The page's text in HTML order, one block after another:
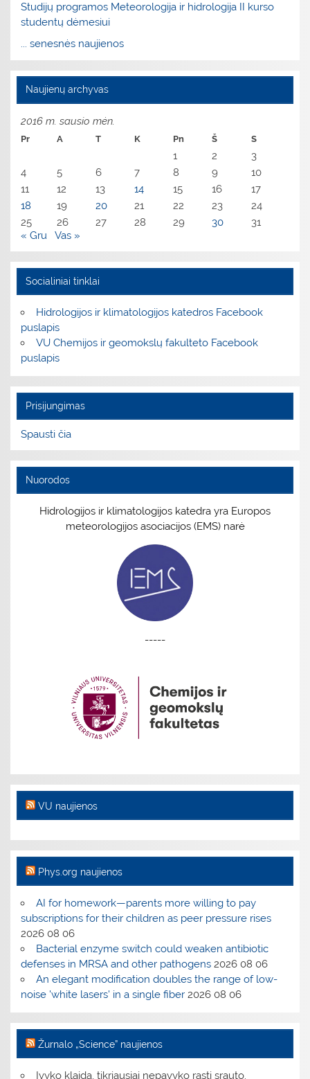
Studijų programos Meteorologija ir hidrologija II kurso
studentų dėmesiui
... senesnės naujienos
Naujienų archyvas
2016 m. sausio mėn.
Pr A T K Pn Š S
1 2
3
4
5 6 7 8 9
10
11
12 13 14 15 16
17
18
19 20 21 22 23
24
25
26 27 28 29 30
31
« Gru
Vas »
Socialiniai tinklai
Hidrologijos ir klimatologijos katedros Facebook
puslapis
VU Chemijos ir geomokslų fakulteto Facebook
puslapis
Prisijungimas
Spausti čia
Nuorodos
Hidrologijos ir klimatologijos katedra yra Europos
meteorologijos asociacijos (EMS) narė
-----
VU naujienos
Phys.org naujienos
AI for homework—parents more willing to pay
subscriptions for their children as peer pressure rises
2026 08 06
Bacterial enzyme switch could weaken antibiotic
defenses in MRSA and other pathogens 2026 08 06
An elegant modification doubles the range of low-
noise 'white lasers' in a single fiber 2026 08 06
Žurnalo „Science” naujienos
Įvyko klaida, tikriausiai nepavyko rasti srauto.